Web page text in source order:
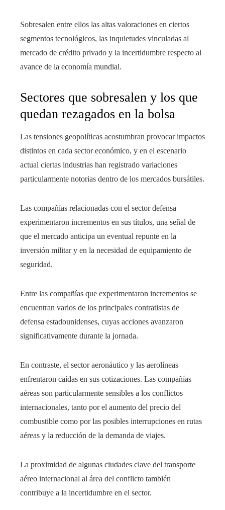
Sobresalen entre ellos las altas valoraciones en ciertos
segmentos tecnológicos, las inquietudes vinculadas al
mercado de crédito privado y la incertidumbre respecto al
avance de la economía mundial.
Sectores que sobresalen y los que
quedan rezagados en la bolsa
Las tensiones geopolíticas acostumbran provocar impactos
distintos en cada sector económico, y en el escenario
actual ciertas industrias han registrado variaciones
particularmente notorias dentro de los mercados bursátiles.
Las compañías relacionadas con el sector defensa
experimentaron incrementos en sus títulos, una señal de
que el mercado anticipa un eventual repunte en la
inversión militar y en la necesidad de equipamiento de
seguridad.
Entre las compañías que experimentaron incrementos se
encuentran varios de los principales contratistas de
defensa estadounidenses, cuyas acciones avanzaron
significativamente durante la jornada.
En contraste, el sector aeronáutico y las aerolíneas
enfrentaron caídas en sus cotizaciones. Las compañías
aéreas son particularmente sensibles a los conflictos
internacionales, tanto por el aumento del precio del
combustible como por las posibles interrupciones en rutas
aéreas y la reducción de la demanda de viajes.
La proximidad de algunas ciudades clave del transporte
aéreo internacional al área del conflicto también
contribuye a la incertidumbre en el sector.